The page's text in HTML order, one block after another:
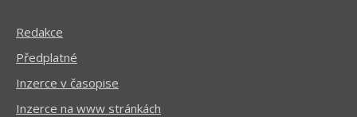
Redakce
Předplatné
Inzerce v časopise
Inzerce na www stránkách